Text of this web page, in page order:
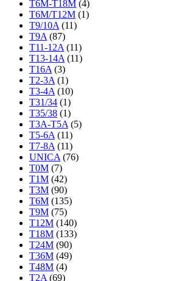
T6M-T18M (4)
T6M/T12M (1)
T9/10A (11)
T9A (87)
T11-12A (11)
T13-14A (11)
T16A (3)
T2-3A (1)
T3-4A (10)
T31/34 (1)
T35/38 (1)
T3A-T5A (5)
T5-6A (11)
T7-8A (11)
UNICA (76)
T0M (7)
T1M (42)
T3M (90)
T6M (135)
T9M (75)
T12M (140)
T18M (133)
T24M (90)
T36M (49)
T48M (4)
T2A (69)